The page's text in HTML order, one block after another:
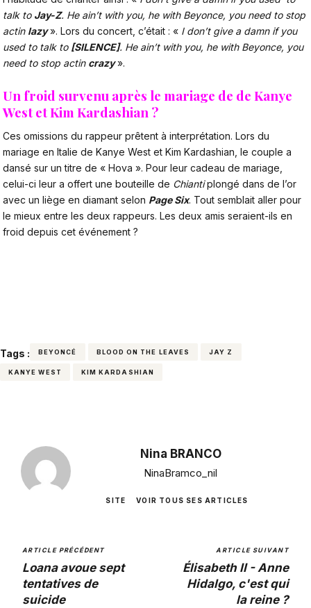
talk to Jay-Z. He ain’t with you, he with Beyonce, you need to stop
actin lazy». Lors du concert, c’était : « I don’t give a damn if you
used to talk to [SILENCE]. He ain’t with you, he with Beyonce, you
need to stop actin crazy».
Un froid survenu après le mariage de de Kanye
West et Kim Kardashian ?
Ces omissions du rappeur prêtent à interprétation. Lors du
mariage en Italie de Kanye West et Kim Kardashian , le couple a
dansé sur un titre de « Hova ». Pour leur cadeau de mariage,
celui-ci leur a offert une bouteille de Chiantiplongé dans de l’or
avec un liège en diamant selon Page Six. Tout semblait aller pour
le mieux entre les deux rappeurs. Les deux amis seraient-ils en
froid depuis cet événement ?
Tags : BEYONCÉ BLOOD ON THE LEAVES JAY Z
KANYE WEST KIM KARDASHIAN
Nina BRANCO
NinaBramco_nil
SITE VOIR TOUS SES ARTICLES
ARTICLE PRÉCÉDENT
Loana avoue sept
tentatives de
suicide
ARTICLE SUIVANT
Élisabeth II - Anne
Hidalgo, c'est qui
la reine ?